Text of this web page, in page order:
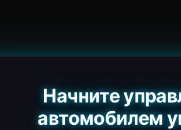
Начните
автомобилем